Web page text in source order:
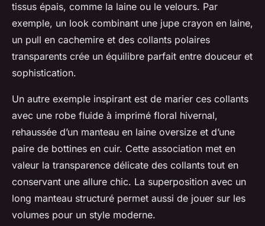
tissus épais, comme la laine ou le velours. Par
exemple, un look combinant une jupe crayon en laine,
un pull en cachemire et des collants polaires
transparents crée un équilibre parfait entre douceur et
sophistication.
Un autre exemple inspirant est de marier ces collants
avec une robe fluide à imprimé floral hivernal,
rehaussée d’un manteau en laine oversize et d’une
paire de bottines en cuir. Cette association met en
valeur la transparence délicate des collants tout en
conservant une allure chic. La superposition avec un
long manteau structuré permet aussi de jouer sur les
volumes pour un style moderne.